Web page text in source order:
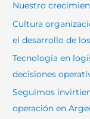
r
:
Nuestro
Cultura
el desarrollo de
Tecnología en
decisiones
Seguimos
operación en